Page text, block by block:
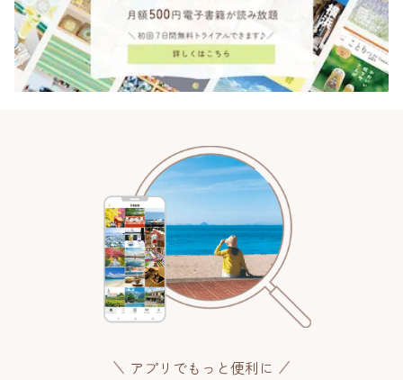
アプリでもっと便利に